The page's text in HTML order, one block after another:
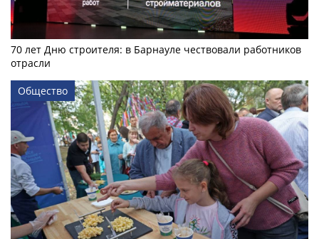
70 лет Дню строителя: в Барнауле чествовали работников
отрасли
Общество